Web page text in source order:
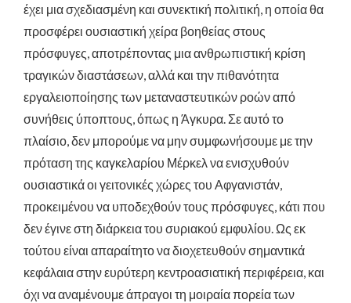
έχει μια σχεδιασμένη και συνεκτική πολιτική, η οποία θα
προσφέρει ουσιαστική χείρα βοηθείας στους
πρόσφυγες, αποτρέποντας μια ανθρωπιστική κρίση
τραγικών διαστάσεων, αλλά και την πιθανότητα
εργαλειοποίησης των μεταναστευτικών ροών από
συνήθεις ύποπτους, όπως η Άγκυρα. Σε αυτό το
πλαίσιο, δεν μπορούμε να μην συμφωνήσουμε με την
πρόταση της καγκελαρίου Μέρκελ να ενισχυθούν
ουσιαστικά οι γειτονικές χώρες του Αφγανιστάν,
προκειμένου να υποδεχθούν τους πρόσφυγες, κάτι που
δεν έγινε στη διάρκεια του συριακού εμφυλίου. Ως εκ
τούτου είναι απαραίτητο να διοχετευθούν σημαντικά
κεφάλαια στην ευρύτερη κεντροασιατική περιφέρεια, και
όχι να αναμένουμε άπραγοι τη μοιραία πορεία των